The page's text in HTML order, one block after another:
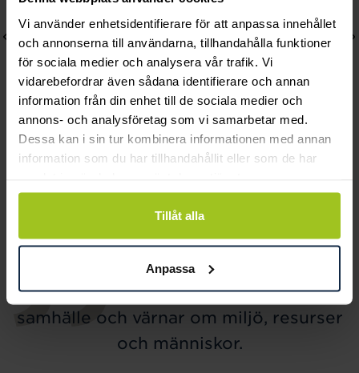
Vi använder enhetsidentifierare för att anpassa innehållet
och annonserna till användarna, tillhandahålla funktioner
för sociala medier och analysera vår trafik. Vi
vidarebefordrar även sådana identifierare och annan
information från din enhet till de sociala medier och
annons- och analysföretag som vi samarbetar med.
Dessa kan i sin tur kombinera informationen med annan
information som du har tillhandahållit eller som de har
Tillåt alla
Anpassa
Lily and Rose
Ivory
Mockberg
Pris:2 399 kr
2 399 kr
Smycka tar ansvar för ett hållbart
samhälle och värnar om miljö, resurser
och människor.